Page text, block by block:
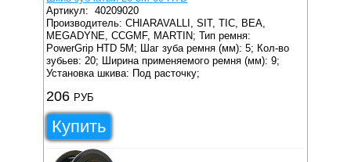
Артикул:40209020
Производитель: CHIARAVALLI, SIT, TIC, BEA,
MEGADYNE, CCGMF, MARTIN; Тип ремня:
PowerGrip HTD 5M; Шаг зуба ремня (мм): 5; Кол-во
зубьев: 20; Ширина применяемого ремня (мм): 9;
Установка шкива: Под расточку;
206 РУБ
Купить